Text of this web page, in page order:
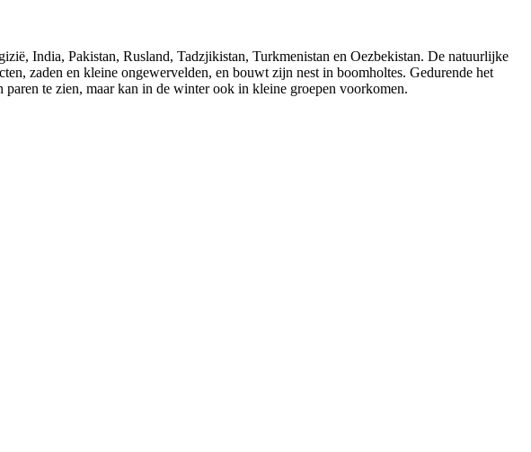
India, Pakistan, Rusland, Tadzjikistan, Turkmenistan en Oezbekistan. De natuurlijke
zaden en kleine ongewervelden, en bouwt zijn nest in boomholtes. Gedurende het
te zien, maar kan in de winter ook in kleine groepen voorkomen.